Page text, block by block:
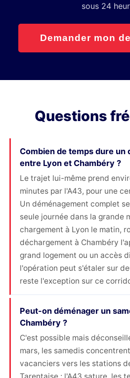
sous 24
Demander mon
Questions
Combien de temps dure un
entre Lyon et Chambéry ?
Le trajet lui-même prend
minutes par l'A43, pour une
Un déménagement complet
seule journée dans la grande
chargement à Lyon le matin,
déchargement à Chambéry
grand logement ou un accès
l'opération peut s'étaler sur
reste l'exception sur ce
Peut-on déménager un
Chambéry ?
C'est possible mais
mars, les samedis
vacanciers vers les stations